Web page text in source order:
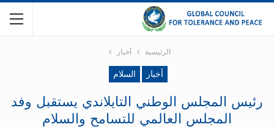
الرئيسية أخبار
أخبار السلام
رئيس المجلس الوطني التايلاندي يستقبل وفد
المجلس العالمي للتسامح والسلام